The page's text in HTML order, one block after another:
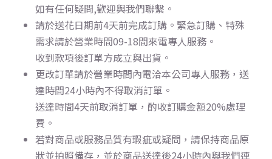
如有任何疑問,歡迎與我們聯繫。
請於送花日期前4天前完成訂購。 緊急訂購、特殊
需求請於營業時間09-18間來電專人服務。
收到款項後訂單方成立與出貨。
更改訂單請於營業時間內電洽本公司專人服務，送
達時間24小時內不得取消訂單。
送達時間4天前取消訂單，酌收訂購金額20%處理
費。
若對商品或服務品質有瑕疵或疑問，請保持商品原
狀並拍照備存，並於商品送達後24小時內與我們連